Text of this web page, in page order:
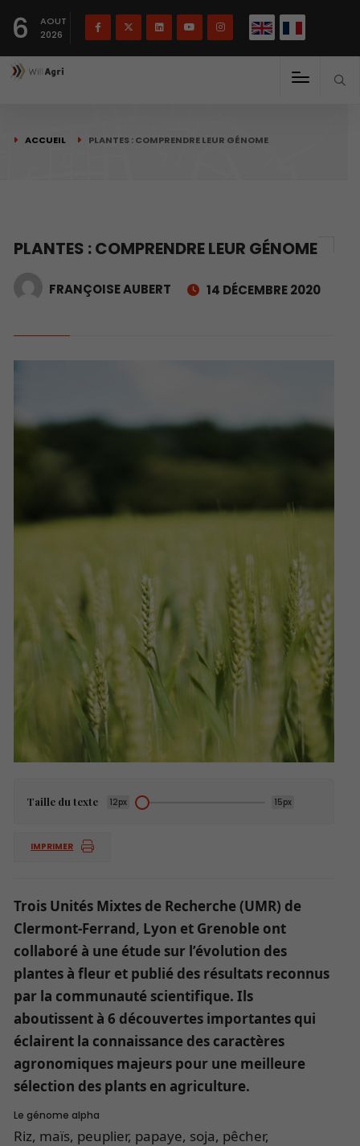
6
AOUT
2026
ACCUEIL PLANTES : COMPRENDRE LEUR GÉNOME
PLANTES : COMPRENDRE LEUR GÉNOME
FRANÇOISE AUBERT 14 DÉCEMBRE 2020
Taille du texte 12px 15px
IMPRIMER
Trois Unités Mixtes de Recherche (UMR) de
Clermont-Ferrand, Lyon et Grenoble ont
collaboré à une étude sur l’évolution des
plantes à fleur et publié des résultats reconnus
par la communauté scientifique. Ils
aboutissent à 6 découvertes importantes qui
éclairent la connaissance des caractères
agronomiques majeurs pour une meilleure
sélection des plants en agriculture.
Le génome alpha
Riz, maïs, peuplier, papaye, soja, pêcher,
Français English(English)